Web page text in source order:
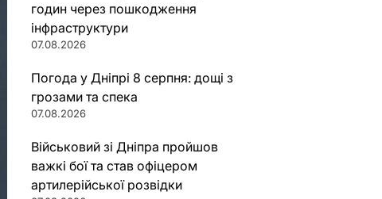
годин через пошкодження
інфраструктури
07.08.2026
Погода у Дніпрі 8 серпня: дощі з
грозами та спека
07.08.2026
Військовий зі Дніпра пройшов
важкі бої та став офіцером
артилерійської розвідки